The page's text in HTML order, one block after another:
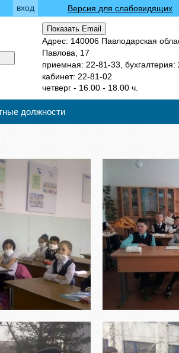
Версия для слабовидящих
вход
Показать Email
Адрес: 140006 Павлодарская
Павлова, 17
приемная: 22-81-33, бухгалтерия:
кабинет: 22-81-02
четверг - 16.00 - 18.00 ч.
должности